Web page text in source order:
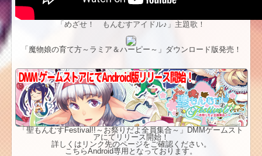
「めざせ！ もんむすアイドル♪」主題歌！
「魔物娘の育て方～ラミア＆ハーピー～」ダウンロード版発売！
「聖もんむすFestival!!～お祭りだよ全員集合～」DMMゲームスト
アにてリリース開始！
詳しくはリンク先のページをご確認ください。
こちらAndroid専用となっております。